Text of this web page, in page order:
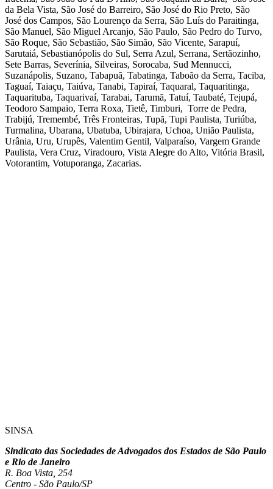
da Bela Vista, São José do Barreiro, São José do Rio Preto, São
José dos Campos, São Lourenço da Serra, São Luís do Paraitinga,
São Manuel, São Miguel Arcanjo, São Paulo, São Pedro do Turvo,
São Roque, São Sebastião, São Simão, São Vicente, Sarapuí,
Sarutaiá, Sebastianópolis do Sul, Serra Azul, Serrana, Sertãozinho,
Sete Barras, Severínia, Silveiras, Sorocaba, Sud Mennucci,
Suzanápolis, Suzano, Tabapuã, Tabatinga, Taboão da Serra, Taciba,
Taguaí, Taiaçu, Taiúva, Tanabi, Tapiraí, Taquaral, Taquaritinga,
Taquarituba, Taquarivaí, Tarabai, Tarumã, Tatuí, Taubaté, Tejupá,
Teodoro Sampaio, Terra Roxa, Tietê, Timburi, Torre de Pedra,
Trabijú, Tremembé, Três Fronteiras, Tupã, Tupi Paulista, Turiúba,
Turmalina, Ubarana, Ubatuba, Ubirajara, Uchoa, União Paulista,
Urânia, Uru, Urupês, Valentim Gentil, Valparaíso, Vargem Grande
Paulista, Vera Cruz, Viradouro, Vista Alegre do Alto, Vitória Brasil,
Votorantim, Votuporanga, Zacarias.
SINSA
Sindicato das Sociedades de Advogados dos Estados de São Paulo
e Rio de Janeiro
R. Boa Vista, 254
Centro - São Paulo/SP